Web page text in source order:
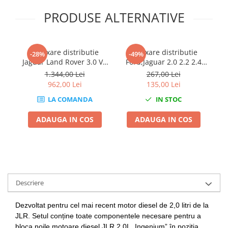
Chei de Forta
Chei Dinamometrice
Gresoare
Reparat Filete
Scule Electrice
Aeroterme si Incalzitoare
Aspiratoare industriale
Pistoale aer cald
Pistoale de lipit
Polizoare unghiulare
PRODUSE ALTERNATIVE
-28%
Kit fixare distributie
Jaguar Land Rover 3.0 V6
5.0 V8
1.344,00 Lei
962,00 Lei
LA COMANDA
ADAUGA IN COS
-49%
Kit fixare distributie
Ford,Jaguar 2.0 2.2 2.4
TDDI TDCI
267,00 Lei
135,00 Lei
IN STOC
ADAUGA IN COS
Descriere
Dezvoltat pentru cel mai recent motor diesel de 2,0 litri de la
JLR. Setul conține toate componentele necesare pentru a